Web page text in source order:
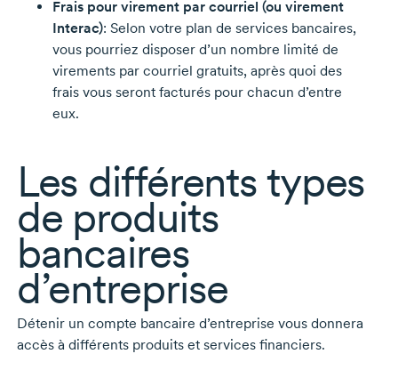
Frais pour virement par courriel (ou virement
Interac): Selon votre plan de services bancaires,
vous pourriez disposer d’un nombre limité de
virements par courriel gratuits, après quoi des
frais vous seront facturés pour chacun d’entre
eux.
Les différents types
de produits
bancaires
d’entreprise
Détenir un compte bancaire d’entreprise vous donnera
accès à différents produits et services financiers.